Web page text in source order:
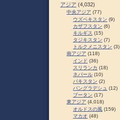
アジア (4,032)
中央アジア (77)
ウズベキスタン (9)
カザフスタン (6)
キルギス (15)
タジキスタン (7)
トルクメニスタン (3)
南アジア (118)
インド (36)
スリランカ (18)
ネパール (10)
パキスタン (2)
バングラデシュ (12)
ブータン (17)
東アジア (4,018)
オルドスの風 (159)
マカオ (48)